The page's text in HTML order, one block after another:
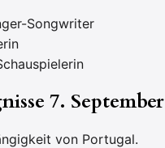
Songwriter
7. September
von Portugal.